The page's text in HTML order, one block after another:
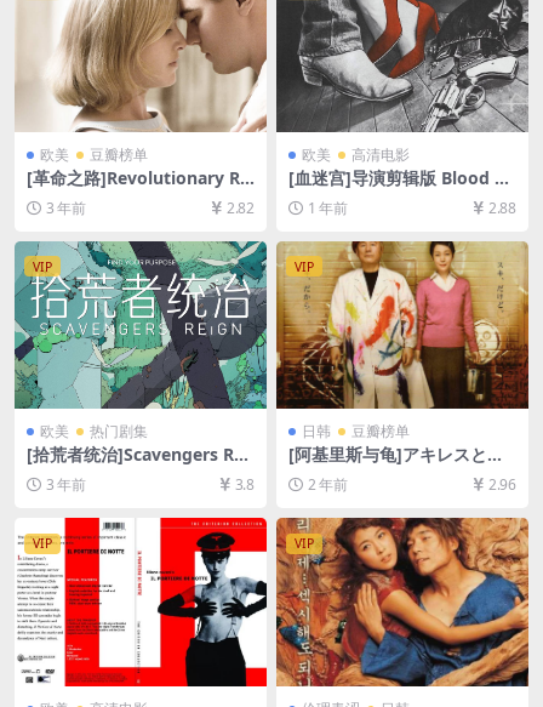
欧美 豆瓣榜单
[革命之路]Revolutionary Ro
ad (2008)[百度网盘+夸克网盘
1080P超清未删减资源][网盘
[中英字幕]
3 年前 2.82
欧美 高清电影
[血迷宫]导演剪辑版 Blood Si
mple (1984)[百度网盘+夸克
网盘1080P超清未删减资源]
3GB][中英字幕]
1 年前 2.88
VIP
欧美 热门剧集
[拾荒者统治]Scavengers Rei
gn (2023)[百度网盘+夸克网
盘1080P超清未删减资源][网
盘在线播放/下载][MP4/19G
B][中英字幕]
3 年前 3.8
VIP
日韩 豆瓣榜单
[阿基里斯与龟]アキレスと亀
(2008)[百度网盘+夸克网盘10
80P超清未删减资源][网盘在
线播放/下载][MP4/7.7GB][中
文字幕]
2 年前 2.96
VIP VIP